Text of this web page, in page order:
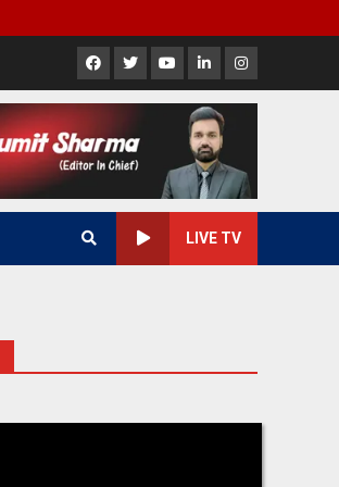
Facebook
X YoutubeLinkedInInstagram
LIVE TV